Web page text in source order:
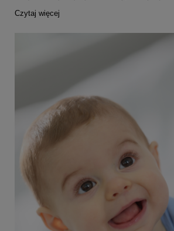
Czytaj więcej